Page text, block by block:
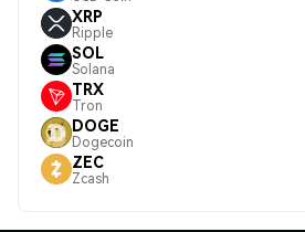
XRP
Ripple
SOL
Solana
TRX
Tron
DOGE
Dogecoin
ZEC
Zcash